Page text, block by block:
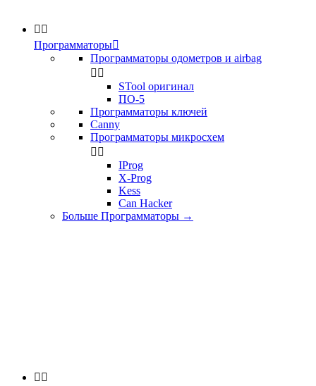
 
Программаторы
Программаторы одометров и airbag
 
STool оригинал
ПО-5
Программаторы ключей
Canny
Программаторы микросхем
 
IProg
X-Prog
Kess
Can Hacker
Больше Программаторы →
 